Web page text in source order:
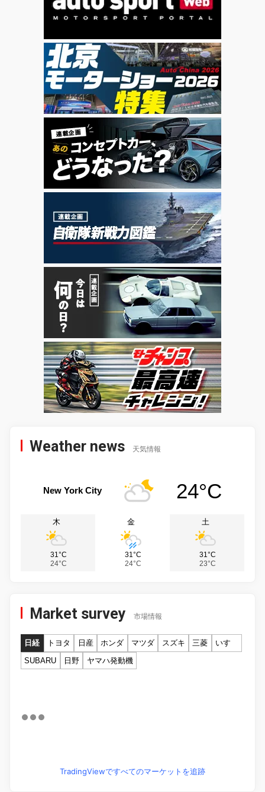
Weather news 天気情報
New York City 24°C
木
31°C
24°C
金
31°C
24°C
土
31°C
23°C
Market survey 市場情報
日経 トヨタ 日産 ホンダ マツダ スズキ 三菱
いすゞ
SUBARU
日野 ヤマハ発動機
TradingViewですべてのマーケットを追跡